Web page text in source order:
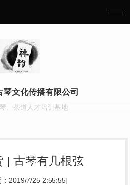
琴文化传播有限公司
、茶道人才培训基地
| 古琴有几根弦
：2019/7/25 2:55:55]